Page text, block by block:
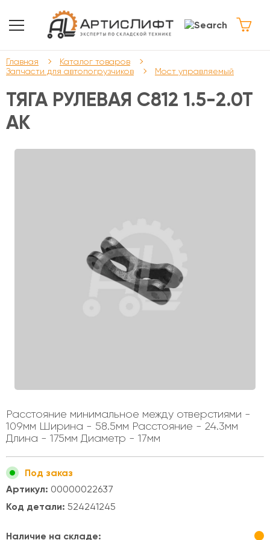
Главная
Каталог товаров
Запчасти для автопогрузчиков
Мост управляемый
ТЯГА РУЛЕВАЯ C812 1.5-2.0T
AK
Расстояние минимальное между отверстиями -
109мм Ширина - 58.5мм Расстояние - 24.3мм
Длина - 175мм Диаметр - 17мм
Под заказ
Артикул: 00000022637
Код детали: 524241245
Наличие на складе: